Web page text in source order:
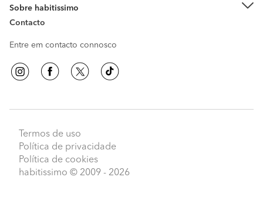
Sobre habitissimo
Contacto
Entre em contacto connosco
Termos de uso
Política de privacidade
Política de cookies
habitissimo © 2009 - 2026